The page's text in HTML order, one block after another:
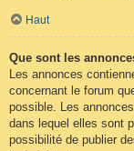
Haut
Que sont les
Les annonces
concernant le forum
possible. Les
dans lequel elles sont
possibilité de publier